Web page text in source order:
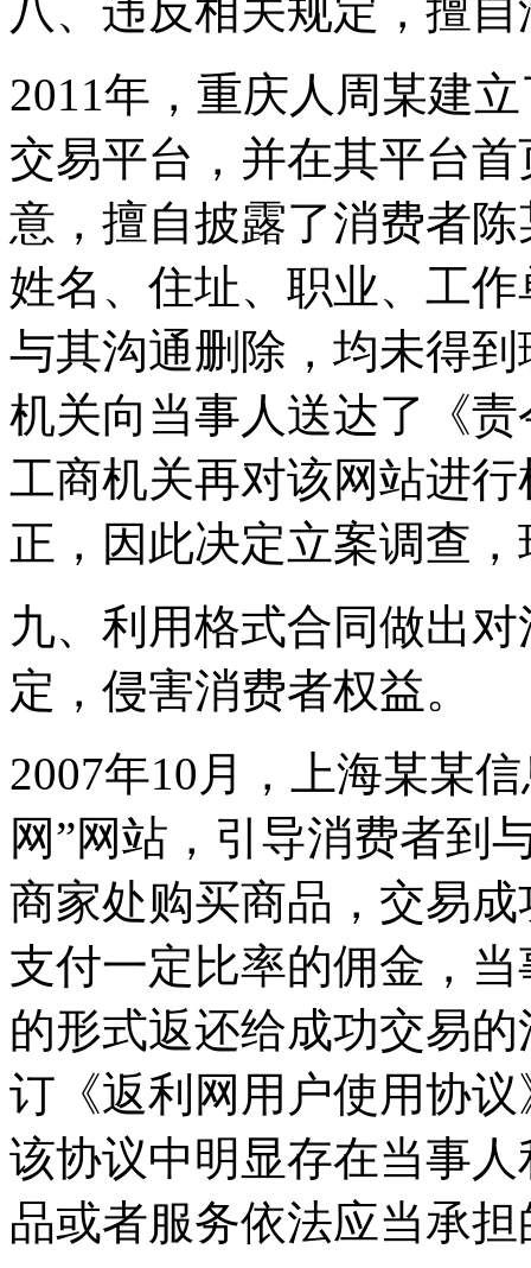
八、违反相关规定，擅
2011年，重庆人周某建
交易平台，并在其平台
意，擅自披露了消费者
姓名、住址、职业、工
与其沟通删除，均未得
机关向当事人送达了《
工商机关再对该网站进
正，因此决定立案调查
九、利用格式合同做出
定，侵害消费者权益。
2007年10月，上海某某
网”网站，引导消费者到
商家处购买商品，交易
支付一定比率的佣金，
的形式返还给成功交易
订《返利网用户使用协
该协议中明显存在当事
品或者服务依法应当承